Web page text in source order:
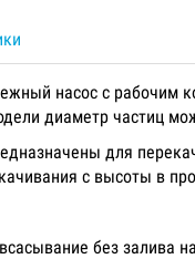
насос с рабочим
диаметр частиц
для
с высоты в
без залива